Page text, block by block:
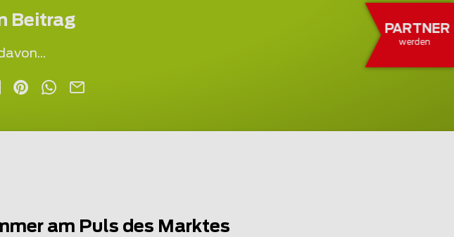
PARTNER
werden
Beitrag
am Puls des Marktes